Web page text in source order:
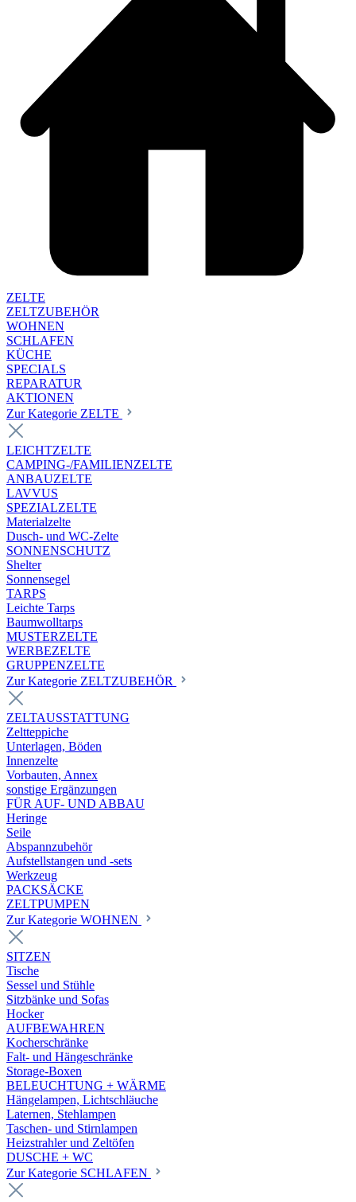
ZELTE
ZELTZUBEHÖR
WOHNEN
SCHLAFEN
KÜCHE
SPECIALS
REPARATUR
AKTIONEN
Zur Kategorie ZELTE
LEICHTZELTE
CAMPING-/FAMILIENZELTE
ANBAUZELTE
LAVVUS
SPEZIALZELTE
Materialzelte
Dusch- und WC-Zelte
SONNENSCHUTZ
Shelter
Sonnensegel
TARPS
Leichte Tarps
Baumwolltarps
MUSTERZELTE
WERBEZELTE
GRUPPENZELTE
Zur Kategorie ZELTZUBEHÖR
ZELTAUSSTATTUNG
Zeltteppiche
Unterlagen, Böden
Innenzelte
Vorbauten, Annex
sonstige Ergänzungen
FÜR AUF- UND ABBAU
Heringe
Seile
Abspannzubehör
Aufstellstangen und -sets
Werkzeug
PACKSÄCKE
ZELTPUMPEN
Zur Kategorie WOHNEN
SITZEN
Tische
Sessel und Stühle
Sitzbänke und Sofas
Hocker
AUFBEWAHREN
Kocherschränke
Falt- und Hängeschränke
Storage-Boxen
BELEUCHTUNG + WÄRME
Hängelampen, Lichtschläuche
Laternen, Stehlampen
Taschen- und Stirnlampen
Heizstrahler und Zeltöfen
DUSCHE + WC
Zur Kategorie SCHLAFEN